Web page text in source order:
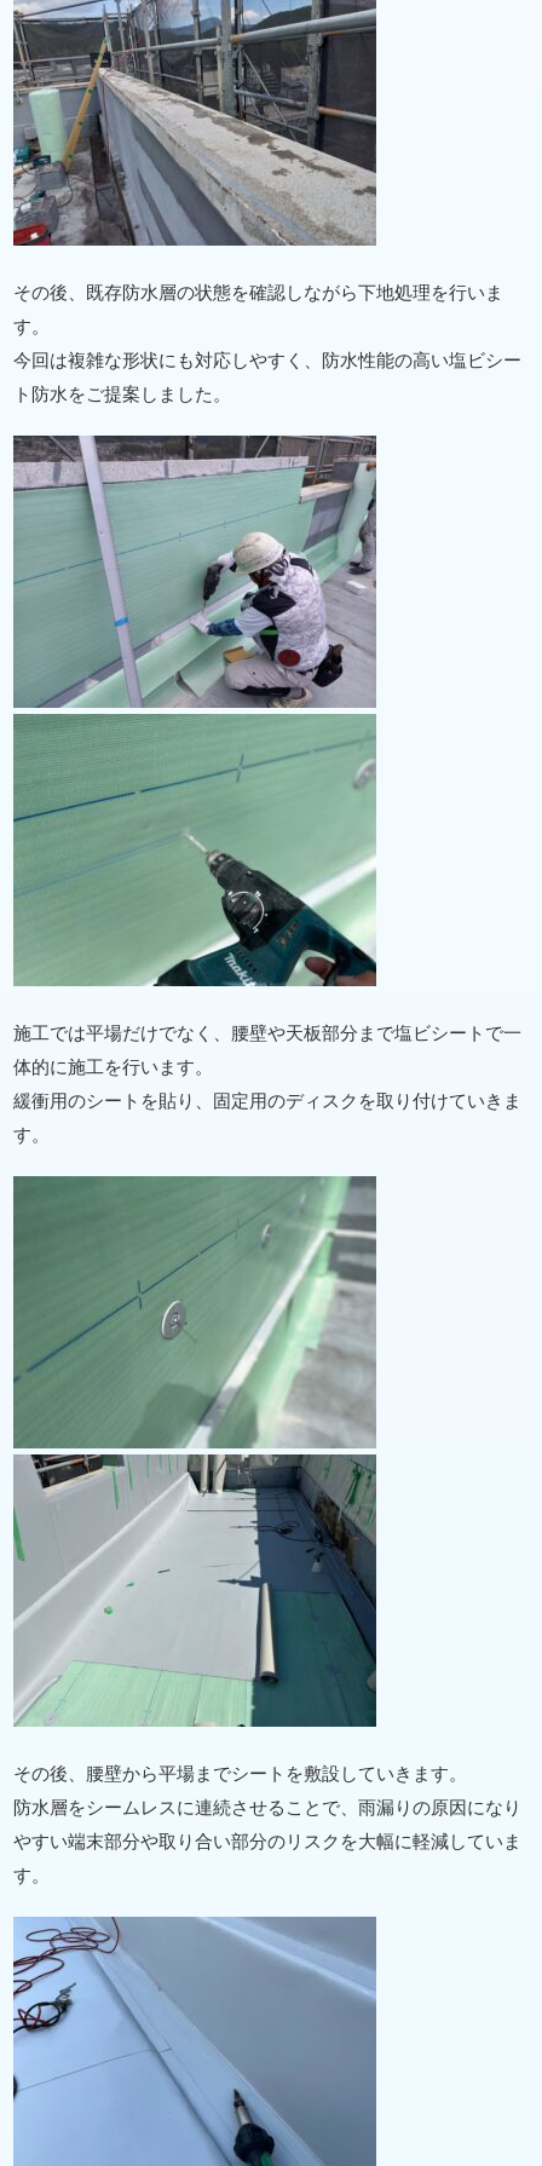
その後、既存防水層の状態を確認しながら下地処理を行いま
す。
今回は複雑な形状にも対応しやすく、防水性能の高い塩ビシー
ト防水をご提案しました。
施工では平場だけでなく、腰壁や天板部分まで塩ビシートで一
体的に施工を行います。
緩衝用のシートを貼り、固定用のディスクを取り付けていきま
す。
その後、腰壁から平場までシートを敷設していきます。
防水層をシームレスに連続させることで、雨漏りの原因になり
やすい端末部分や取り合い部分のリスクを大幅に軽減していま
す。